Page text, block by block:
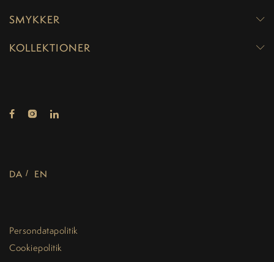
SMYKKER
KOLLEKTIONER
DA EN
Persondatapolitik
Cookiepolitik